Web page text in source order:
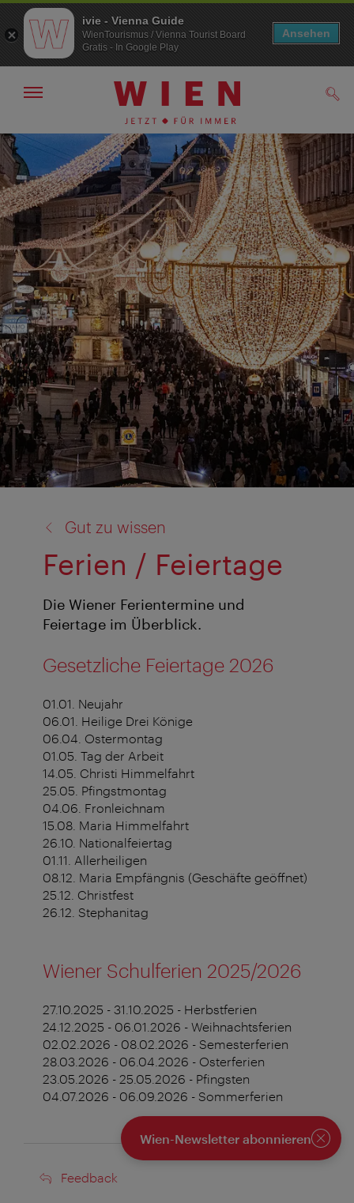
Zur
Navigation
Zum
Inhalt
Navigation
Gut zu wissen
Ferien / Feiertage
Die Wiener Ferientermine und
Feiertage im Überblick.
Gesetzliche Feiertage 2026
01.01. Neujahr
06.01. Heilige Drei Könige
06.04. Ostermontag
01.05. Tag der Arbeit
14.05. Christi Himmelfahrt
25.05. Pfingstmontag
04.06. Fronleichnam
15.08. Maria Himmelfahrt
26.10. Nationalfeiertag
01.11. Allerheiligen
08.12. Maria Empfängnis (Geschäfte geöffnet)
25.12. Christfest
26.12. Stephanitag
Wiener Schulferien 2025/2026
27.10.2025 - 31.10.2025 - Herbstferien
24.12.2025 - 06.01.2026 - Weihnachtsferien
02.02.2026 - 08.02.2026 - Semesterferien
28.03.2026 - 06.04.2026 - Osterferien
23.05.2026 - 25.05.2026 - Pfingsten
04.07.2026 - 06.09.2026 - Sommerferien
Feedback
Feedback
Wien-Newsletter abonnieren
ivie - Vienna Guide
WienTourismus / Vienna Tourist Board
Gratis - In Google Play
Ansehen